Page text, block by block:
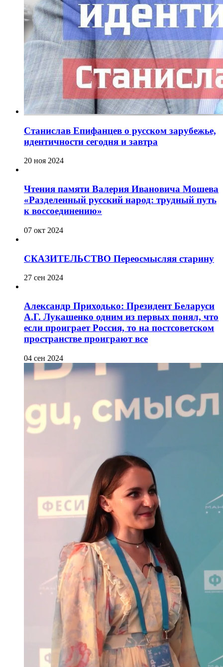
Станислав Епифанцев о русском зарубежье,
идентичности сегодня и завтра
20 ноя 2024
Чтения памяти Валерия Ивановича Мошева
«Разделенный русский народ: трудный путь
к воссоединению»
07 окт 2024
СКАЗИТЕЛЬСТВО Переосмысляя старину
27 сен 2024
Александр Приходько: Президент Беларуси
А.Г. Лукашенко одним из первых понял, что
если проиграет Россия, то на постсоветском
пространстве проиграют все
04 сен 2024